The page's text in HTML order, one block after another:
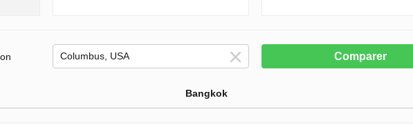
Comparer
Bangkok